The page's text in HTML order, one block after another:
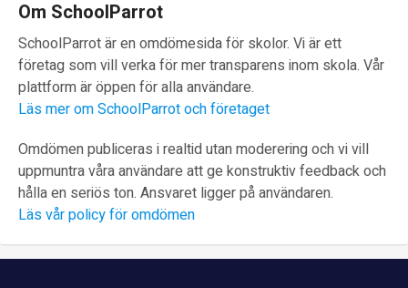
Om SchoolParrot
SchoolParrot är en omdömesida för skolor. Vi är ett
företag som vill verka för mer transparens inom skola. Vår
plattform är öppen för alla användare.
Läs mer om SchoolParrot och företaget
Omdömen publiceras i realtid utan moderering och vi vill
uppmuntra våra användare att ge konstruktiv feedback och
hålla en seriös ton. Ansvaret ligger på användaren.
Läs vår policy för omdömen